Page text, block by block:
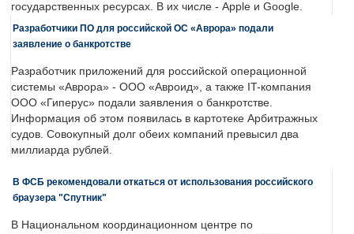
государственных ресурсах. В их числе - Apple и Google.
Разработчики ПО для российской ОС «Аврора» подали
заявление о банкротстве
Разработчик приложений для российской операционной
системы «Аврора» - ООО «Авроид», а также IT-компания
ООО «Гиперус» подали заявления о банкротстве.
Информация об этом появилась в картотеке Арбитражных
судов. Совокупный долг обеих компаний превысил два
миллиарда рублей.
В ФСБ рекомендовали откаться от использования российского
браузера "Спутник"
В Национальном координационном центре по